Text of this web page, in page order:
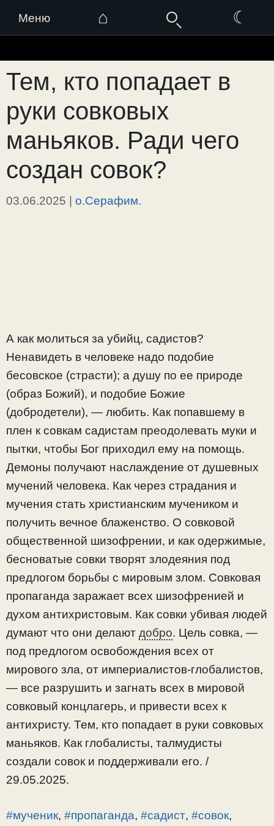
Меню ⌂ ☾
к
содержимому
Тем, кто попадает в
руки совковых
маньяков. Ради чего
создан совок?
03.06.2025 | о.Серафим.
А как молиться за убийц, садистов?
Ненавидеть в человеке надо подобие
бесовское (страсти); а душу по ее природе
(образ Божий), и подобие Божие
(добродетели), — любить. Как попавшему в
плен к совкам садистам преодолевать муки и
пытки, чтобы Бог приходил ему на помощь.
Демоны получают наслаждение от душевных
мучений человека. Как через страдания и
мучения стать христианским мучеником и
получить вечное блаженство. О совковой
общественной шизофрении, и как одержимые,
бесноватые совки творят злодеяния под
предлогом борьбы с мировым злом. Совковая
пропаганда заражает всех шизофренией и
духом антихристовым. Как совки убивая людей
думают что они делают добро. Цель совка, —
под предлогом освобождения всех от
мирового зла, от империалистов-глобалистов,
— все разрушить и загнать всех в мировой
совковый концлагерь, и привести всех к
антихристу. Тем, кто попадает в руки совковых
маньяков. Как глобалисты, талмудисты
создали совок и поддерживали его. /
29.05.2025.
#мученик, #пропаганда, #садист, #совок,